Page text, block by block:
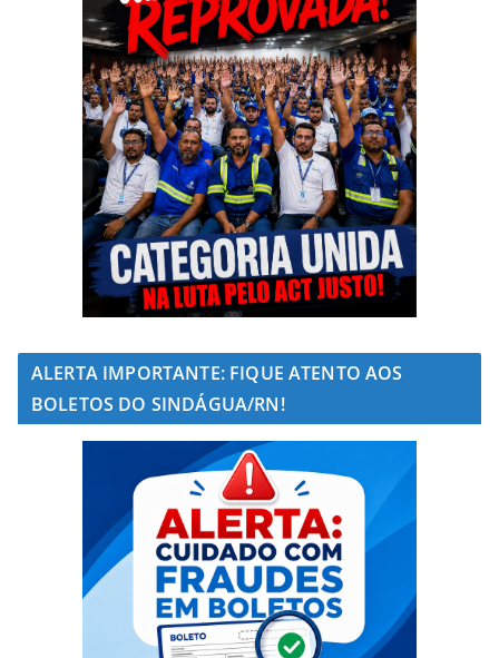
ALERTA IMPORTANTE: FIQUE ATENTO AOS
BOLETOS DO SINDÁGUA/RN!